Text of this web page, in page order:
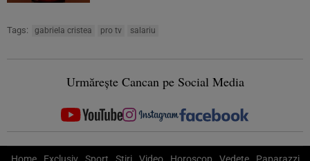
Tags: gabriela cristea pro tv salariu
Urmărește Cancan pe Social Media